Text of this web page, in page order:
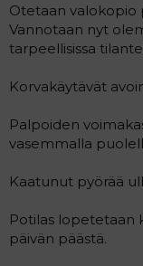
Otetaan valokopio
Vannotaan nyt
tarpeellisissa
Korvakäytävät
Palpoiden
vasemmalla
Kaatunut pyörää
Potilas lopetetaan
päivän päästä.